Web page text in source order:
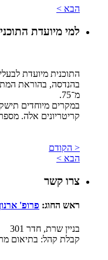
הבא >
למי מיועדת
התוכנית מיועדת
בהנדסה, בהוראת
מ־75.
במקרים מיוחדים
קריטריונים אלה. מספר
< הקודם
הבא >
צרו קשר
ראש החוג: פרופ'
בניין שרת, חדר 301
קבלת קהל: בתיאום